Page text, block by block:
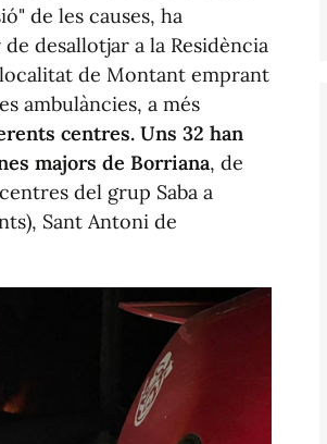
de les causes, ha
desallotjar a la Residència
de Montant emprant
ambulàncies, a més
centres. Uns 32 han
majors de Borriana, de
del grup Saba a
Sant Antoni de